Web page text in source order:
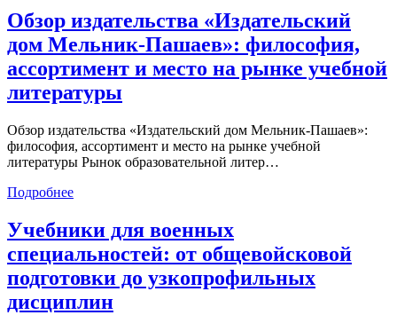
Обзор издательства «Издательский
дом Мельник-Пашаев»: философия,
ассортимент и место на рынке учебной
литературы
Обзор издательства «Издательский дом Мельник-Пашаев»:
философия, ассортимент и место на рынке учебной
литературы Рынок образовательной литер…
Подробнее
Учебники для военных
специальностей: от общевойсковой
подготовки до узкопрофильных
дисциплин